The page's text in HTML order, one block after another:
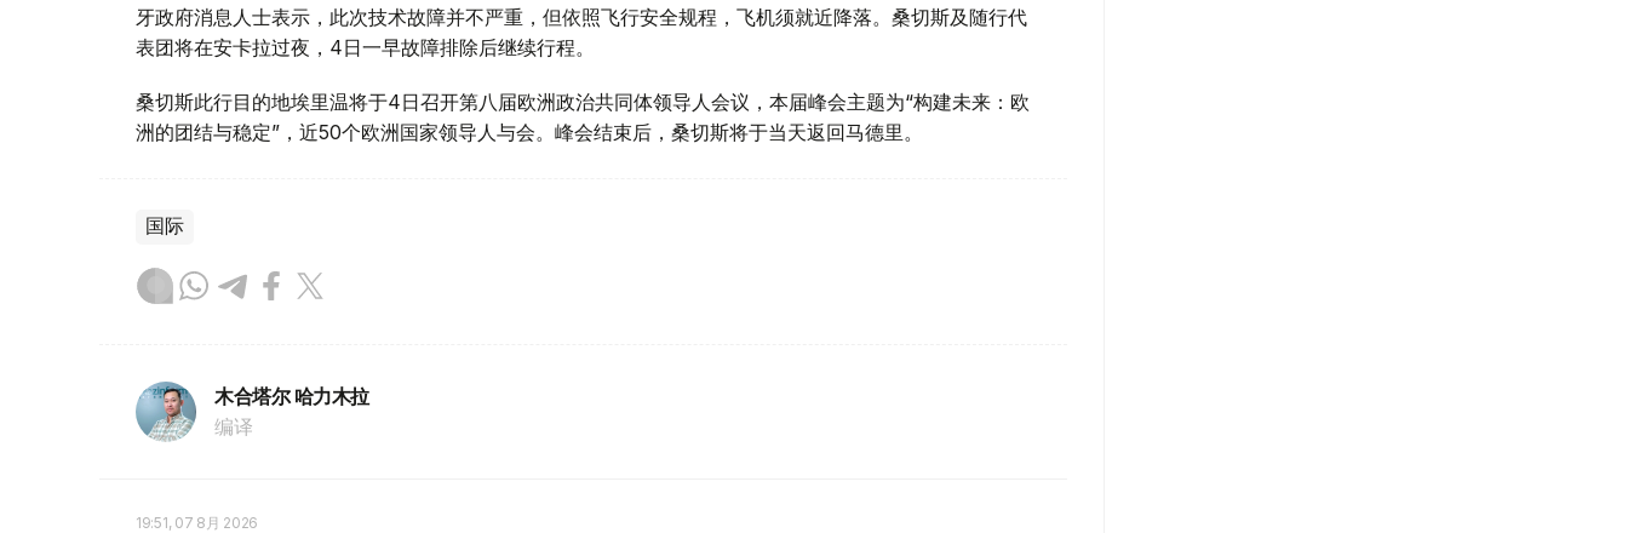
牙政府消息人士表示，此次技术故障并不严重，但依照飞行安全规程，飞机须就近降落。桑切斯及随行代
表团将在安卡拉过夜，4日一早故障排除后继续行程。
桑切斯此行目的地埃里温将于4日召开第八届欧洲政治共同体领导人会议，本届峰会主题为“构建未来：欧
洲的团结与稳定”，近50个欧洲国家领导人与会。峰会结束后，桑切斯将于当天返回马德里。
国际
木合塔尔 哈力木拉
编译
19:51, 07 8月 2026